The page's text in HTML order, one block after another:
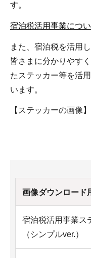
す。
宿泊税活用事業につ
また、宿泊税を活用
皆さまに分かりやす
たステッカー等を活
います。
【ステッカーの画像】
画像ダウンロード
宿泊税活用事業ス
（シンプルver.）